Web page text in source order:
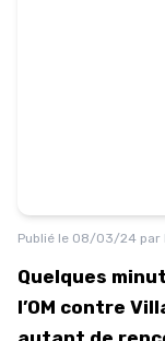
Publié le 08/03/24 par
Quelques
l’OM contre